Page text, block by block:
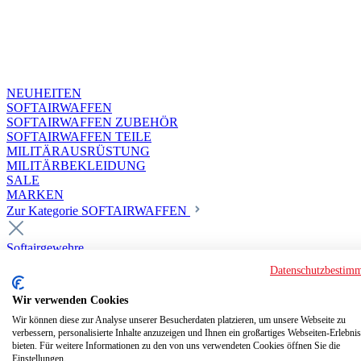
NEUHEITEN
SOFTAIRWAFFEN
SOFTAIRWAFFEN ZUBEHÖR
SOFTAIRWAFFEN TEILE
MILITÄRAUSRÜSTUNG
MILITÄRBEKLEIDUNG
SALE
MARKEN
Zur Kategorie SOFTAIRWAFFEN
Softairgewehre
Deluxe Custom Guns ab 18
Softair elektrisch ab 18
Softair elektrisch ab 14
Softair gasbetrieben ab 18
Softair HPA Luftdruck ab 18
Historische Softairwaffen
Wir verwenden Cookies
Wir können diese zur Analyse unserer Besucherdaten platzieren, um unsere Webseite zu
verbessern, personalisierte Inhalte anzuzeigen und Ihnen ein großartiges Webseiten-
bieten. Für weitere Informationen zu den von uns verwendeten Cookies öffnen Sie die
Einstellungen.